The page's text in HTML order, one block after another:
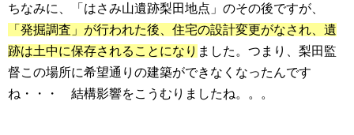
ちなみに、「はさみ山遺跡梨田地点」のその後ですが、
「発掘調査」が行われた後、住宅の設計変更がなされ、遺
跡は土中に保存されることになり ました。つまり、梨田監
督この場所に希望通りの建築ができなくなったんです
ね・・・ 結構影響をこうむりましたね。。。